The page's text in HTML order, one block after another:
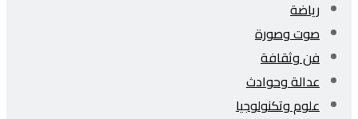
رياضة
صوت وصورة
فن وثقافة
عدالة وحوادث
علوم وتكنولوجيا